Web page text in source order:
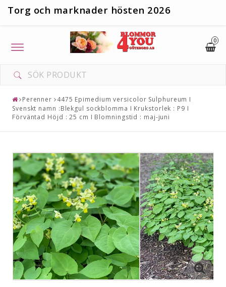
Torg och marknader hösten 2026
0
Toggle
navigation
Perenner
4475 Epimedium versicolor Sulphureum I
Svenskt namn :Blekgul sockblomma I Krukstorlek : P9 I
Förväntad Höjd : 25 cm I Blomningstid : maj-juni